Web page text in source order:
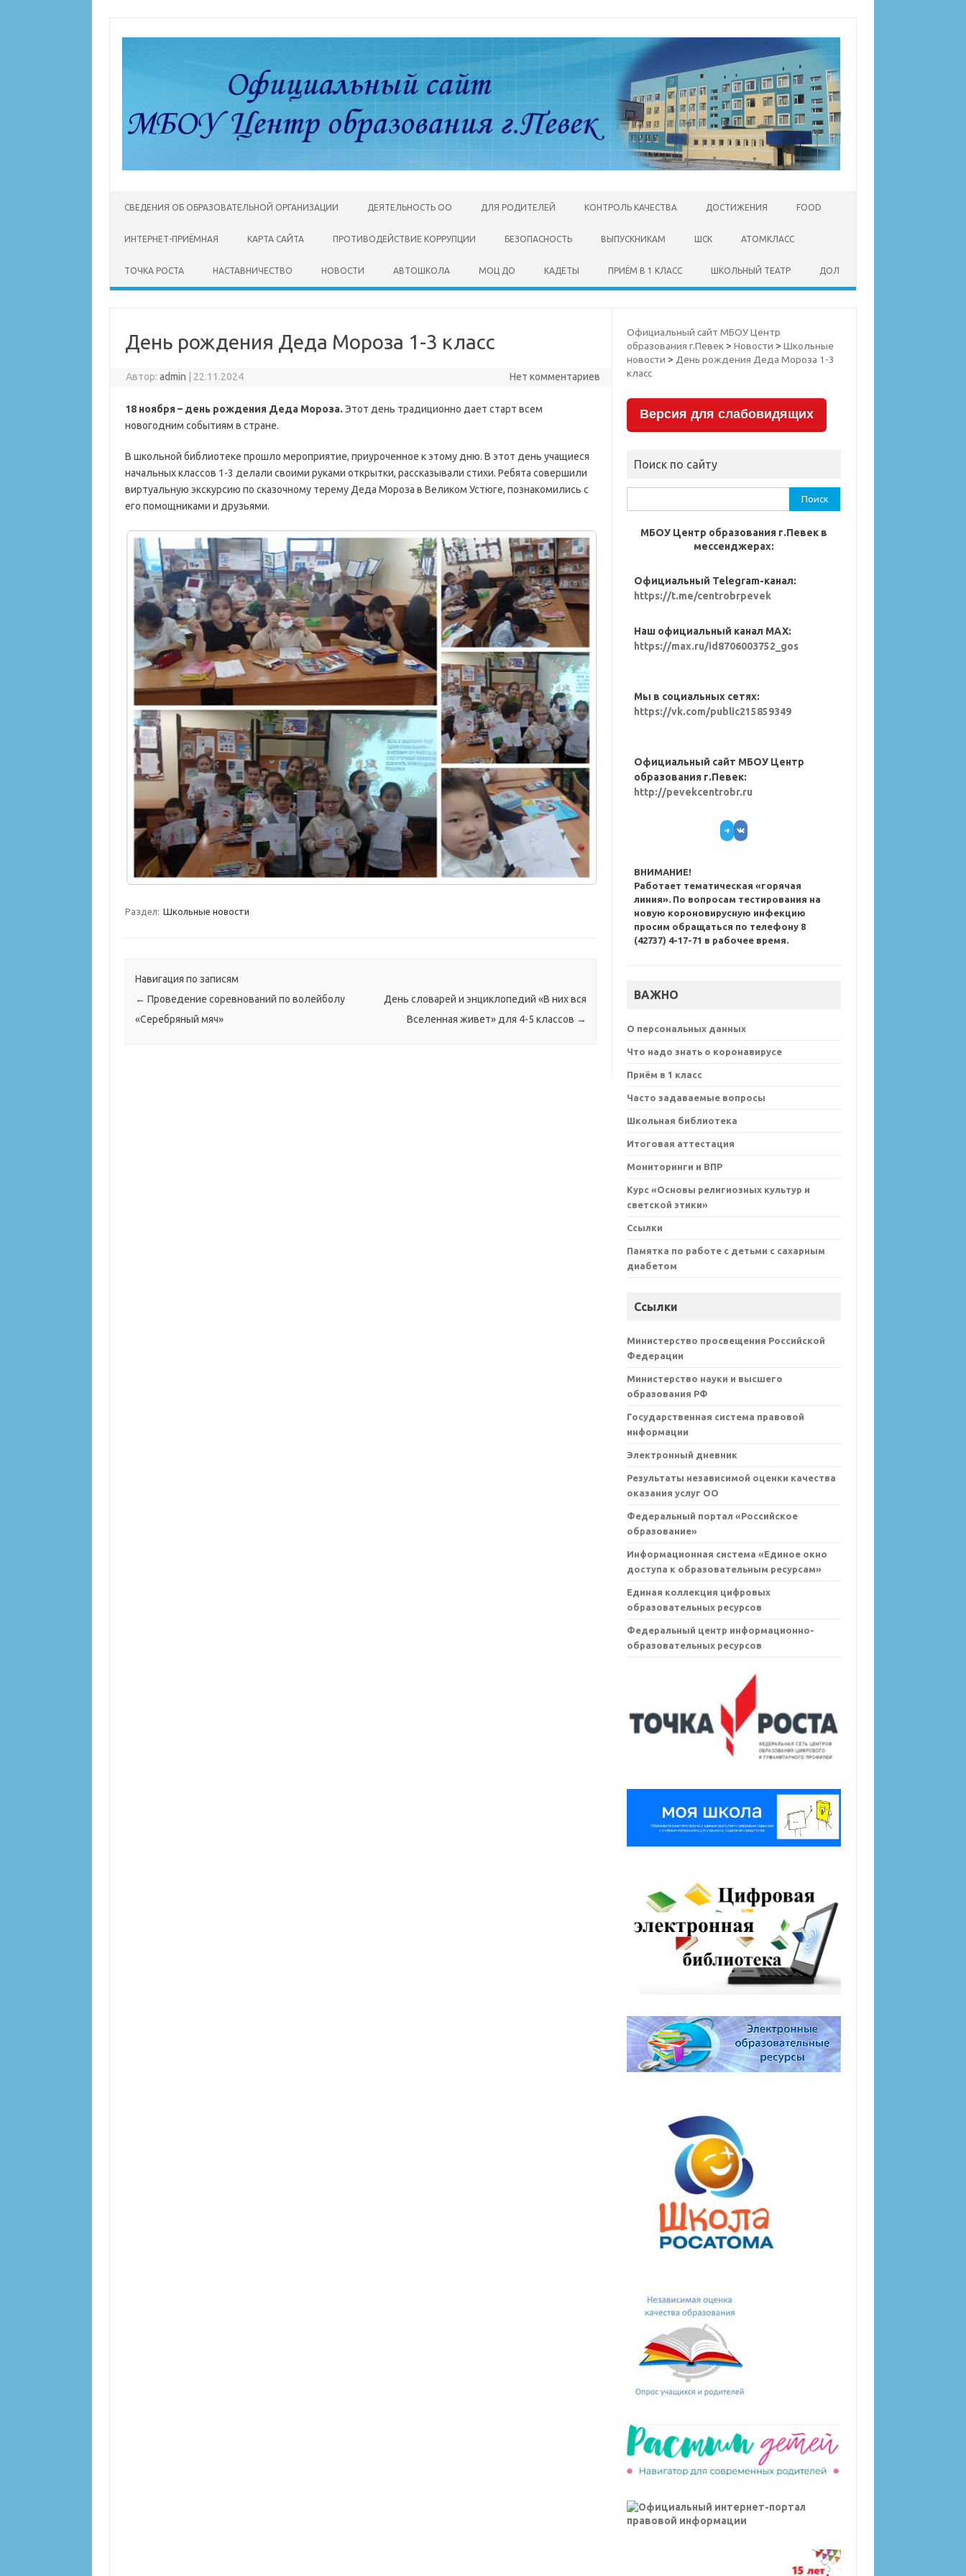
СВЕДЕНИЯ ОБ ОБРАЗОВАТЕЛЬНОЙ ОРГАНИЗАЦИИ ДЕЯТЕЛЬНОСТЬ ОО ДЛЯ РОДИТЕЛЕЙ КОНТРОЛЬ КАЧЕСТВА ДОСТИЖЕНИЯ FOOD
ИНТЕРНЕТ-ПРИЁМНАЯ КАРТА САЙТА ПРОТИВОДЕЙСТВИЕ КОРРУПЦИИ БЕЗОПАСНОСТЬ ВЫПУСКНИКАМ ШСК АТОМКЛАСС
ТОЧКА РОСТА НАСТАВНИЧЕСТВО НОВОСТИ АВТОШКОЛА МОЦ ДО КАДЕТЫ ПРИЁМ В 1 КЛАСС ШКОЛЬНЫЙ ТЕАТР ДОЛ
День рождения Деда Мороза 1-3 класс
Автор:admin 22.11.2024 Нет комментариев
18 ноября – день рождения Деда Мороза. Этот день традиционно дает старт всем
новогодним событиям в стране.
В школьной библиотеке прошло мероприятие, приуроченное к этому дню. В этот день учащиеся
начальных классов 1-3 делали своими руками открытки, рассказывали стихи. Ребята совершили
виртуальную экскурсию по сказочному терему Деда Мороза в Великом Устюге, познакомились с
его помощниками и друзьями.
Раздел: Школьные новости
Навигация по записям
← Проведение соревнований по волейболу
«Серебряный мяч»
День словарей и энциклопедий «В них вся
Вселенная живет» для 4-5 классов →
Официальный сайт МБОУ Центр
образования г.Певек>Новости >Школьные
новости > День рождения Деда Мороза 1-3
класс
Версия для слабовидящих
Поиск по сайту
МБОУ Центр образования г.Певек в
мессенджерах:
Официальный Telegram-канал:
https://t.me/centrobrpevek
Наш официальный канал MAX:
https://max.ru/id8706003752_gos
Мы в социальных сетях:
https://vk.com/public215859349
Официальный сайт МБОУ Центр
образования г.Певек:
http://pevekcentrobr.ru
Telegram
VK
ВНИМАНИЕ!
Работает тематическая «горячая
линия». По вопросам тестирования на
новую короновирусную инфекцию
просим обращаться по телефону 8
(42737) 4-17-71 в рабочее время.
ВАЖНО
О персональных данных
Что надо знать о коронавирусе
Приём в 1 класс
Часто задаваемые вопросы
Школьная библиотека
Итоговая аттестация
Мониторинги и ВПР
Курс «Основы религиозных культур и
светской этики»
Ссылки
Памятка по работе с детьми с сахарным
диабетом
Ссылки
Министерство просвещения Российской
Федерации
Министерство науки и высшего
образования РФ
Государственная система правовой
информации
Электронный дневник
Результаты независимой оценки качества
оказания услуг ОО
Федеральный портал «Российское
образование»
Информационная система «Единое окно
доступа к образовательным ресурсам»
Единая коллекция цифровых
образовательных ресурсов
Федеральный центр информационно-
образовательных ресурсов